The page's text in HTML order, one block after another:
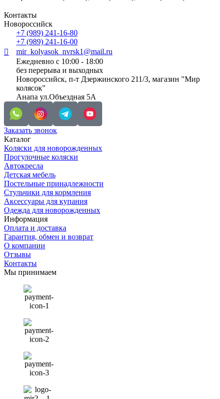
Контакты
Новороссийск
+7 (989) 241-16-80
+7 (989) 241-16-00
mir_kolyasok_nvrsk1@mail.ru
Ежедневно с 10:00 - 18:00
без перерыва и выходных
Новороссийск, п-т Дзержинского 211/3, магазин "Мир
колясок"
Анапа ул.Объездная 5А
Заказать звонок
Каталог
Коляски для новорожденных
Прогулочные коляски
Автокресла
Детская мебель
Постельные принадлежности
Стульчики для кормления
Аксессуары для купания
Одежда для новорожденных
Информация
Оплата и доставка
Гарантия, обмен и возврат
О компании
Отзывы
Контакты
Мы принимаем